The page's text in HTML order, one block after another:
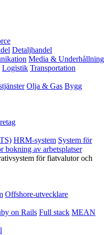
Detaljhandel
Media & Underhållning
Logistik Transportation
Olja & Gas Bygg
HRM-system System för
bokning av arbetsplatser
för fiatvalutor och
Offshore-utvecklare
on Rails Full stack MEAN